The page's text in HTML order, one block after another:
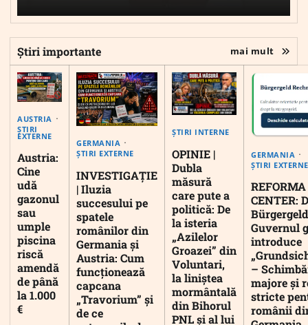
Știri importante mai mult
AUSTRIA
ȘTIRI
EXTERNE
Austria:
Cine
udă
gazonul
sau
umple
piscina
riscă
amendă
de până
la 1.000
€
GERMANIA
ȘTIRI EXTERNE
INVESTIGAȚIE
| Iluzia
succesului pe
spatele
românilor din
Germania și
Austria: Cum
funcționează
capcana
„Travorium” și
de ce
ȘTIRI INTERNE
OPINIE |
Dubla
măsură
care pute a
politică: De
la isteria
„Azilelor
Groazei” din
Voluntari,
la liniștea
mormântală
din Bihorul
PNL și al lui
GERMANIA
ȘTIRI EXTERNE
CENTER:
Guvernul
introduce
–
majore și
stricte
românii